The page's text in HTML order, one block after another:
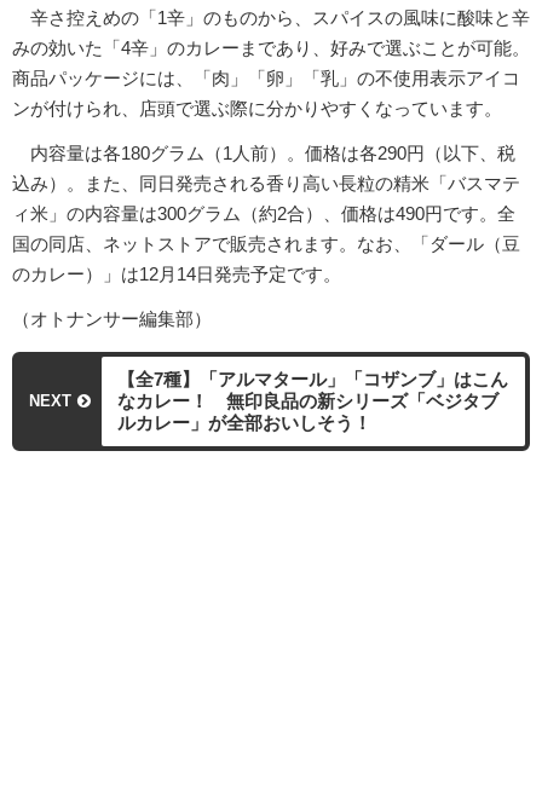
辛さ控えめの「1辛」のものから、スパイスの風味に酸味と辛
みの効いた「4辛」のカレーまであり、好みで選ぶことが可能。
商品パッケージには、「肉」「卵」「乳」の不使用表示アイコ
ンが付けられ、店頭で選ぶ際に分かりやすくなっています。
内容量は各180グラム（1人前）。価格は各290円（以下、税
込み）。また、同日発売される香り高い長粒の精米「バスマテ
ィ米」の内容量は300グラム（約2合）、価格は490円です。全
国の同店、ネットストアで販売されます。なお、「ダール（豆
のカレー）」は12月14日発売予定です。
（オトナンサー編集部）
NEXT
【全7種】「アルマタール」「コザンブ」はこん
なカレー！ 無印良品の新シリーズ「ベジタブ
ルカレー」が全部おいしそう！